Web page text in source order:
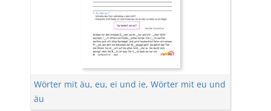
Wörter mit äu, eu, ei und ie, Wörter mit eu und
äu